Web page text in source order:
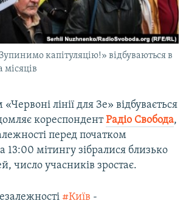
КРИМУкапітуляцію!» відбуваються в
місяців
лінії для Зе» відбувається
кореспондентРадіо Свобода,
перед початком
13:00 мітингу зібралися близько
число учасників зростає.
#Київ -